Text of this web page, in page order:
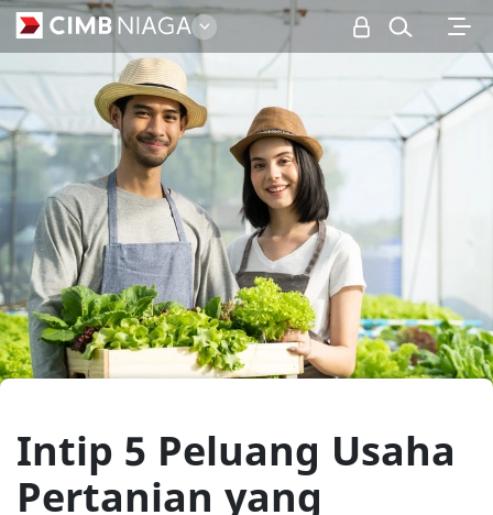
Personal
Intip 5 Peluang Usaha
Pertanian yang